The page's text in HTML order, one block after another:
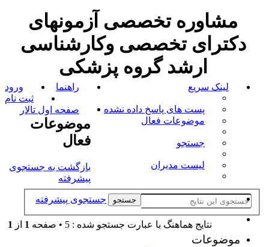
مشاوره تخصصی آزمونهای
دکترای تخصصی وکارشناسی
ارشد گروه پزشکی
لینک سریع
پست های پاسخ داده نشده
موضوعات فعال
جستجو
لیست مدیران
راهنما
ورود
ثبت نام
صفحه اول تالار
موضوعات
فعال
بازگشت به جستجوی
پیشرفته
جستجو جستجوی پیشرفته
نتايج هماهنگ با عبارت جستجو شده : 5 • صفحه 1 از 1
موضوعات